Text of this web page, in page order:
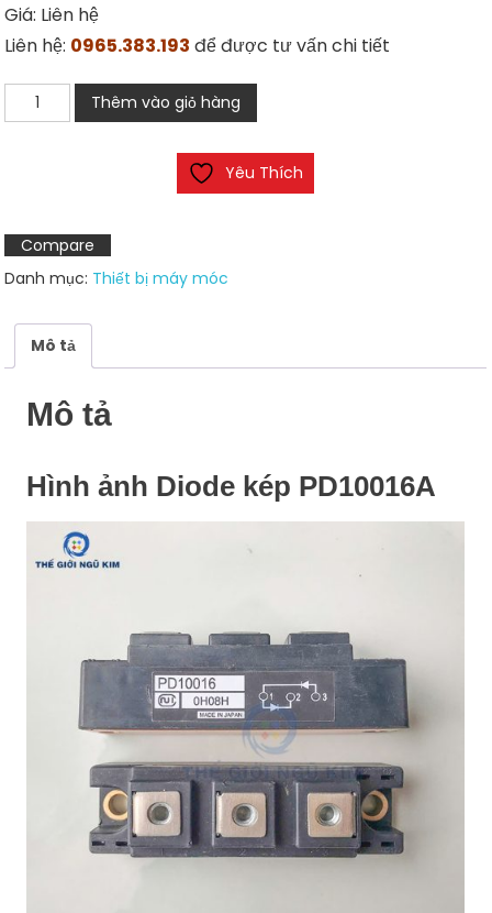
Giá: Liên hệ
Liên hệ: 0965.383.193 để được tư vấn chi tiết
Diode
kép
Thêm vào giỏ hàng
Yêu Thích
Compare
Danh mục: Thiết bị máy móc
Mô tả
Mô tả
Hình ảnh Diode kép PD10016A